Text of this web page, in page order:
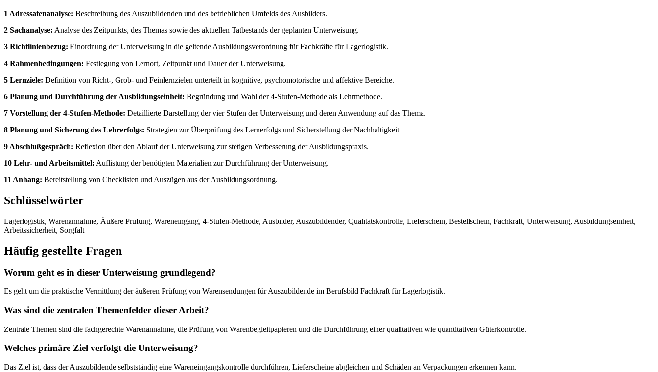
1 Adressatenanalyse: Beschreibung des Auszubildenden und des betrieblichen Umfelds des Ausbilders.
2 Sachanalyse: Analyse des Zeitpunkts, des Themas sowie des aktuellen Tatbestands der geplanten Unterweisung.
3 Richtlinienbezug: Einordnung der Unterweisung in die geltende Ausbildungsverordnung für Fachkräfte für Lagerlogistik.
4 Rahmenbedingungen: Festlegung von Lernort, Zeitpunkt und Dauer der Unterweisung.
5 Lernziele: Definition von Richt-, Grob- und Feinlernzielen unterteilt in kognitive, psychomotorische und affektive Bereiche.
6 Planung und Durchführung der Ausbildungseinheit: Begründung und Wahl der 4-Stufen-Methode als Lehrmethode.
7 Vorstellung der 4-Stufen-Methode: Detaillierte Darstellung der vier Stufen der Unterweisung und deren Anwendung auf das Thema.
8 Planung und Sicherung des Lehrerfolgs: Strategien zur Überprüfung des Lernerfolgs und Sicherstellung der Nachhaltigkeit.
9 Abschlußgespräch: Reflexion über den Ablauf der Unterweisung zur stetigen Verbesserung der Ausbildungspraxis.
10 Lehr- und Arbeitsmittel: Auflistung der benötigten Materialien zur Durchführung der Unterweisung.
11 Anhang: Bereitstellung von Checklisten und Auszügen aus der Ausbildungsordnung.
Schlüsselwörter
Lagerlogistik, Warenannahme, Äußere Prüfung, Wareneingang, 4-Stufen-Methode, Ausbilder, Auszubildender, Qualitätskontrolle, Lieferschein, Bestellschein, Fachkraft, Unterweisung, Ausbildungseinheit,
Arbeitssicherheit, Sorgfalt
Häufig gestellte Fragen
Worum geht es in dieser Unterweisung grundlegend?
Es geht um die praktische Vermittlung der äußeren Prüfung von Warensendungen für Auszubildende im Berufsbild Fachkraft für Lagerlogistik.
Was sind die zentralen Themenfelder dieser Arbeit?
Zentrale Themen sind die fachgerechte Warenannahme, die Prüfung von Warenbegleitpapieren und die Durchführung einer qualitativen wie quantitativen Güterkontrolle.
Welches primäre Ziel verfolgt die Unterweisung?
Das Ziel ist, dass der Auszubildende selbstständig eine Wareneingangskontrolle durchführen, Lieferscheine abgleichen und Schäden an Verpackungen erkennen kann.